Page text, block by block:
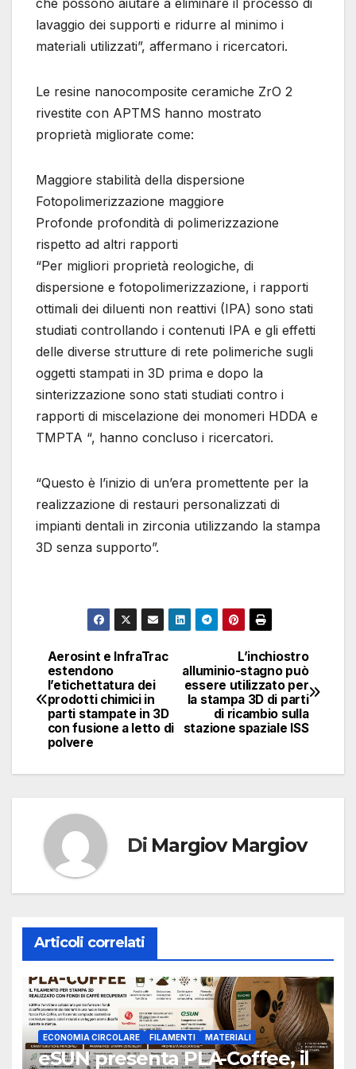
che possono aiutare a eliminare il processo di
lavaggio dei supporti e ridurre al minimo i
materiali utilizzati”, affermano i ricercatori.
Le resine nanocomposite ceramiche ZrO 2
rivestite con APTMS hanno mostrato
proprietà migliorate come:
Maggiore stabilità della dispersione
Fotopolimerizzazione maggiore
Profonde profondità di polimerizzazione
rispetto ad altri rapporti
“Per migliori proprietà reologiche, di
dispersione e fotopolimerizzazione, i rapporti
ottimali dei diluenti non reattivi (IPA) sono stati
studiati controllando i contenuti IPA e gli effetti
delle diverse strutture di rete polimeriche sugli
oggetti stampati in 3D prima e dopo la
sinterizzazione sono stati studiati contro i
rapporti di miscelazione dei monomeri HDDA e
TMPTA “, hanno concluso i ricercatori.
“Questo è l’inizio di un’era promettente per la
realizzazione di restauri personalizzati di
impianti dentali in zirconia utilizzando la stampa
3D senza supporto”.
Navigazione
articoli
L’inchiostro
alluminio-stagno può
essere utilizzato per
la stampa 3D di parti
di ricambio sulla
stazione spaziale ISS
Aerosint e InfraTrac
estendono
l’etichettatura dei
prodotti chimici in
parti stampate in 3D
con fusione a letto di
polvere
Di Margiov Margiov
Articoli correlati
ECONOMIA CIRCOLARE FILAMENTI MATERIALI
eSUN presenta PLA-Coffee, il